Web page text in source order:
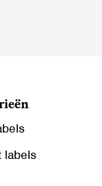
labels